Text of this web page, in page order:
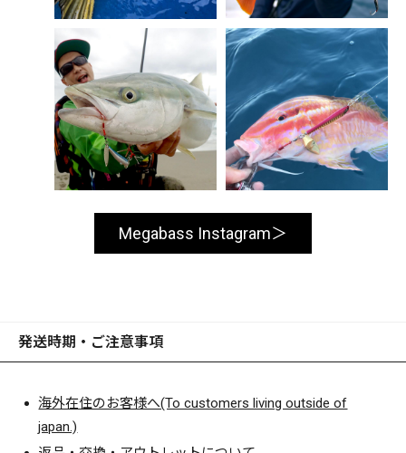
Megabass Instagram
発送時期・ご注意事項
海外在住のお客様へ(To customers living outside of
japan.)